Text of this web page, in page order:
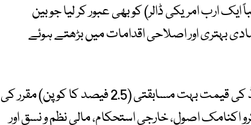
آر ایم بی (تقریباً ایک ارب امریکی ڈالر) کو بھی عبور کر لیا جو بین
بہتری اور اصلاحی اقدامات میں بڑھتے ہوئے
مزید برآں مضبوط آرڈر بک کے باعث بانڈ کی قیمت بہت مسابقتی (2.5 فیصد کا کوپن) مقرر کی
اکنامک اصول، خارجی استحکام، مالی نظم و نسق اور